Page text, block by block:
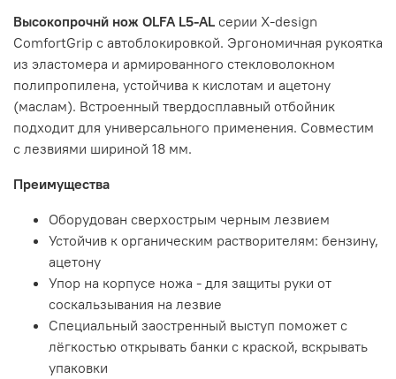
Высокопрочнй нож OLFA L5-AL серии X-design
ComfortGrip с автоблокировкой. Эргономичная рукоятка
из эластомера и армированного стекловолокном
полипропилена, устойчива к кислотам и ацетону
(маслам). Встроенный твердосплавный отбойник
подходит для универсального применения. Совместим
с лезвиями шириной 18 мм.
Преимущества
Оборудован сверхострым черным лезвием
Устойчив к органическим растворителям: бензину,
ацетону
Упор на корпусе ножа - для защиты руки от
соскальзывания на лезвие
Специальный заостренный выступ поможет с
лёгкостью открывать банки с краской, вскрывать
упаковки